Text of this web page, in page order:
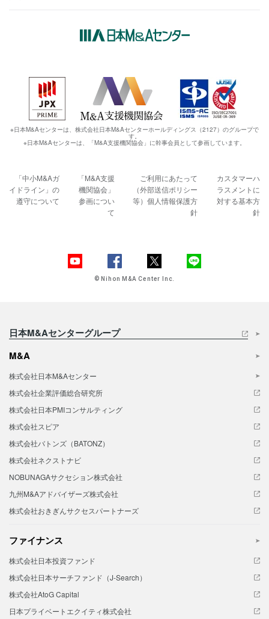
※日本M&Aセンターは、株式会社日本M&Aセンターホールディングス（2127）のグループで
す。
※日本M&Aセンターは、「M&A支援機関協会」に幹事会員として参画しています。
「中小M&Aガ
イドライン」の
遵守について
「M&A支援
機関協会」
参画につい
て
ご利用にあたって
（外部送信ポリシー
等）個人情報保護方
針
カスタマーハ
ラスメントに
対する基本方
針
© Nihon M&A Center Inc.
日本M&Aセンターグループ
M&A
株式会社日本M&Aセンター
株式会社企業評価総合研究所
株式会社日本PMIコンサルティング
株式会社スピア
株式会社バトンズ（BATONZ）
株式会社ネクストナビ
NOBUNAGAサクセション株式会社
九州M&Aアドバイザーズ株式会社
株式会社おきぎんサクセスパートナーズ
ファイナンス
株式会社日本投資ファンド
株式会社日本サーチファンド（J-Search）
株式会社AtoG Capital
日本プライベートエクイティ株式会社